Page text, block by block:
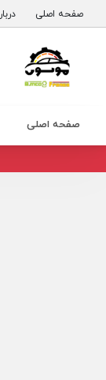
صفحه اصلی
صفحه اصلی